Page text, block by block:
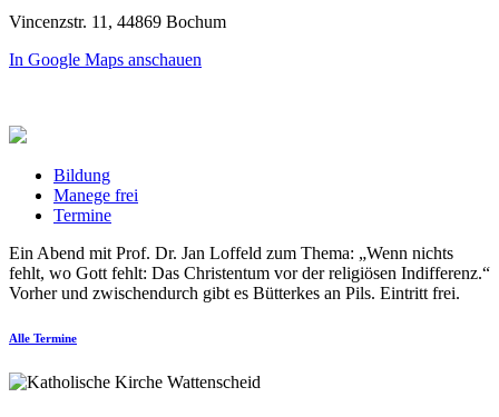
Vincenzstr. 11, 44869 Bochum
In Google Maps anschauen
Bildung
Manege frei
Termine
Ein Abend mit Prof. Dr. Jan Loffeld zum Thema: „Wenn nichts
fehlt, wo Gott fehlt: Das Christentum vor der religiösen Indifferenz.“
Vorher und zwischendurch gibt es Bütterkes an Pils. Eintritt frei.
Alle Termine